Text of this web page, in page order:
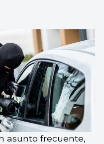
asunto frecuente,